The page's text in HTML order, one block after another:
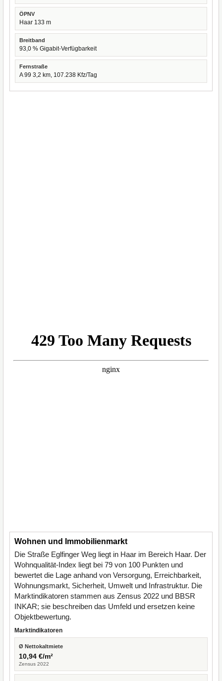
ÖPNV
Haar 133 m
Breitband
93,0 % Gigabit-Verfügbarkeit
Fernstraße
A 99 3,2 km, 107.238 Kfz/Tag
Wohnen und Immobilienmarkt
Die Straße Eglfinger Weg liegt in Haar im Bereich Haar. Der
Wohnqualität-Index liegt bei 79 von 100 Punkten und
bewertet die Lage anhand von Versorgung, Erreichbarkeit,
Wohnungsmarkt, Sicherheit, Umwelt und Infrastruktur. Die
Marktindikatoren stammen aus Zensus 2022 und BBSR
INKAR; sie beschreiben das Umfeld und ersetzen keine
Objektbewertung.
Marktindikatoren
Ø Nettokaltmiete
10,94 €/m²
Zensus 2022